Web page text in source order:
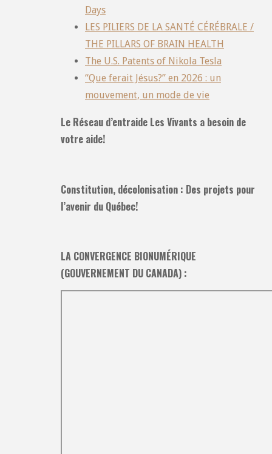
Days
LES PILIERS DE LA SANTÉ CÉRÉBRALE /
THE PILLARS OF BRAIN HEALTH
The U.S. Patents of Nikola Tesla
“Que ferait Jésus?” en 2026 : un
mouvement, un mode de vie
Le Réseau d’entraide Les Vivants a besoin de
votre aide!
Constitution, décolonisation : Des projets pour
l’avenir du Québec!
LA CONVERGENCE BIONUMÉRIQUE
(GOUVERNEMENT DU CANADA) :